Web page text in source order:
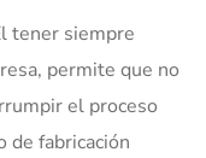
tener siempre
permite que no
el proceso
de fabricación